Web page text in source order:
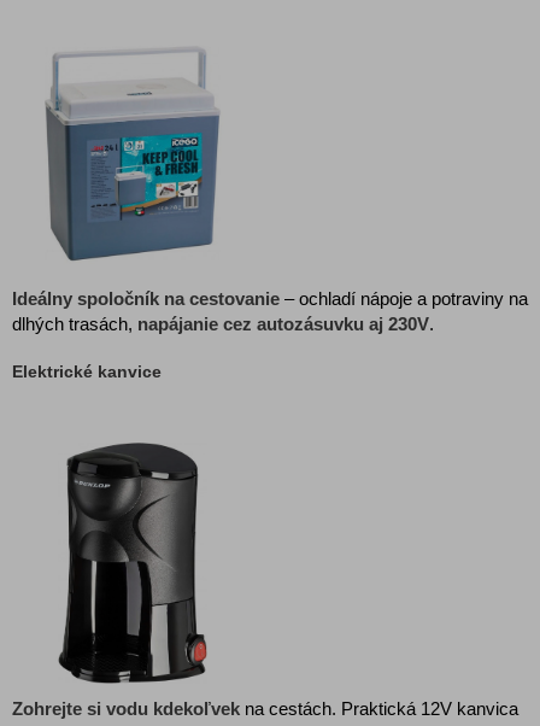
Ideálny spoločník na cestovanie – ochladí nápoje a potraviny na
dlhých trasách, napájanie cez autozásuvku aj 230V.
Elektrické kanvice
Zohrejte si vodu kdekoľvek na cestách. Praktická 12V kanvica